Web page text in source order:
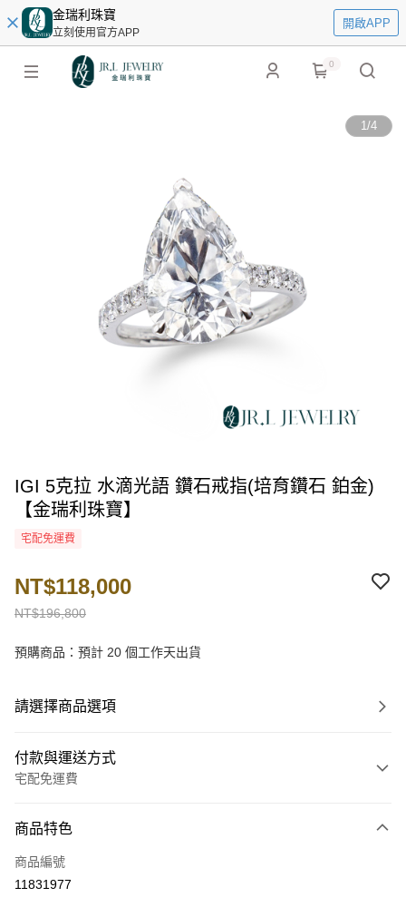
金瑞利珠寶
立刻使用官方APP
開啟APP
0
1/4
IGI 5克拉 水滴光語 鑽石戒指(培育鑽石 鉑金)
【金瑞利珠寶】
宅配免運費
NT$196,800
NT$118,000
預購商品：預計 20 個工作天出貨
請選擇商品選項
付款與運送方式
宅配免運費
信用卡一次付款
LINE Pay
商品特色
商品編號
11831977